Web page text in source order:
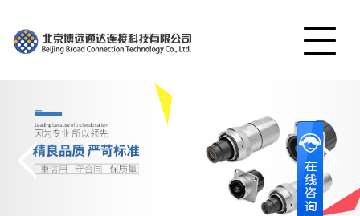
网站首页
公司简介
工程案例